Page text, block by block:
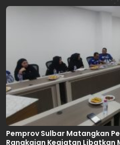
Pemprov Sulbar Matangkan
Rangkaian Kegiatan Libatkan